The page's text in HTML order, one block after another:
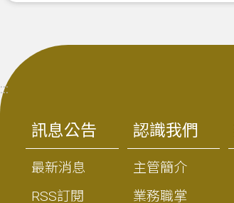
:::
訊息公告
最新消息
RSS訂閱
認識我們
主管簡介
業務職掌